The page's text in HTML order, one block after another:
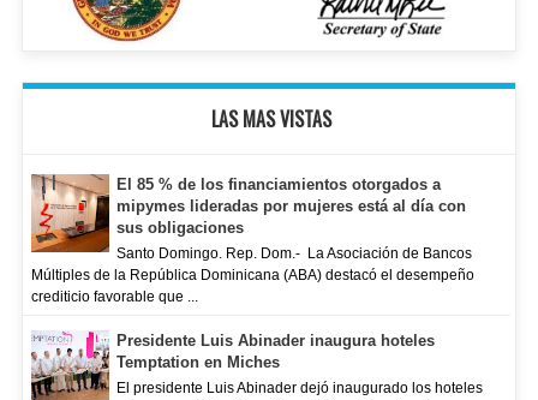
LAS MAS VISTAS
El 85 % de los financiamientos otorgados a
mipymes lideradas por mujeres está al día con
sus obligaciones
Santo Domingo. Rep. Dom.- La Asociación de Bancos
Múltiples de la República Dominicana (ABA) destacó el desempeño
crediticio favorable que ...
Presidente Luis Abinader inaugura hoteles
Temptation en Miches
El presidente Luis Abinader dejó inaugurado los hoteles